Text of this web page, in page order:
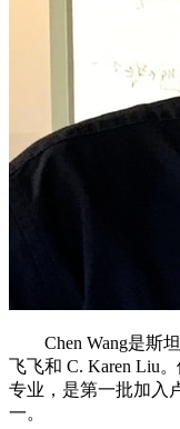
Chen Wang是斯坦
飞飞和 C. Karen Liu
专业，是第一批加入
一。